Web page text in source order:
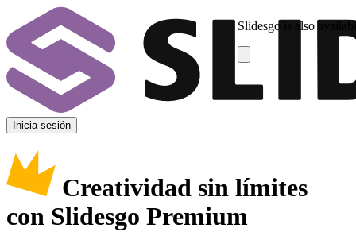
Slidesgo is also
Inicia sesión
Creatividad sin límites
con Slidesgo Premium